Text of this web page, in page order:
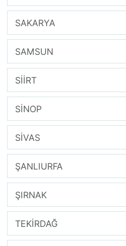
SAKARYA
SAMSUN
SİİRT
SİNOP
SİVAS
ŞANLIURFA
ŞIRNAK
TEKİRDAĞ